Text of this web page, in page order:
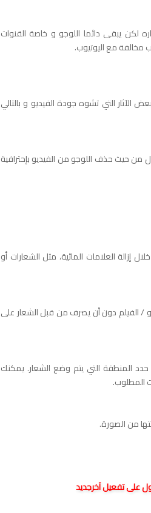
لكن يبقى دائما اللوجو و خاصة القنوات
مخالفة مع اليوتيوب.
الآثار التي تشوه جودة الفيديو و بالتالي
حيث حذف اللوجو من الفيديو بإحترافية
العلامات المائية، مثل الشعارات أو
/ الفيلم دون أن يصرف من قبل الشعار على
المنطقة التي يتم وضع الشعار. يمكنك
المطلوب.
من الصورة.